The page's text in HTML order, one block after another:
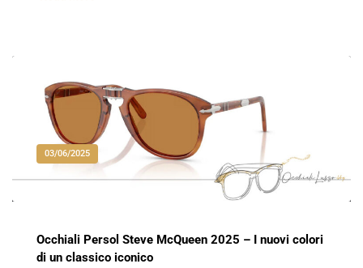
03/06/2025
Occhiali Persol Steve McQueen 2025 – I nuovi colori
di un classico iconico